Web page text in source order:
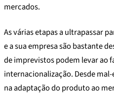
mercados.
As várias etapas a ultrapassar
e a sua empresa são bastante
de imprevistos podem levar ao
internacionalização. Desde
na adaptação do produto ao